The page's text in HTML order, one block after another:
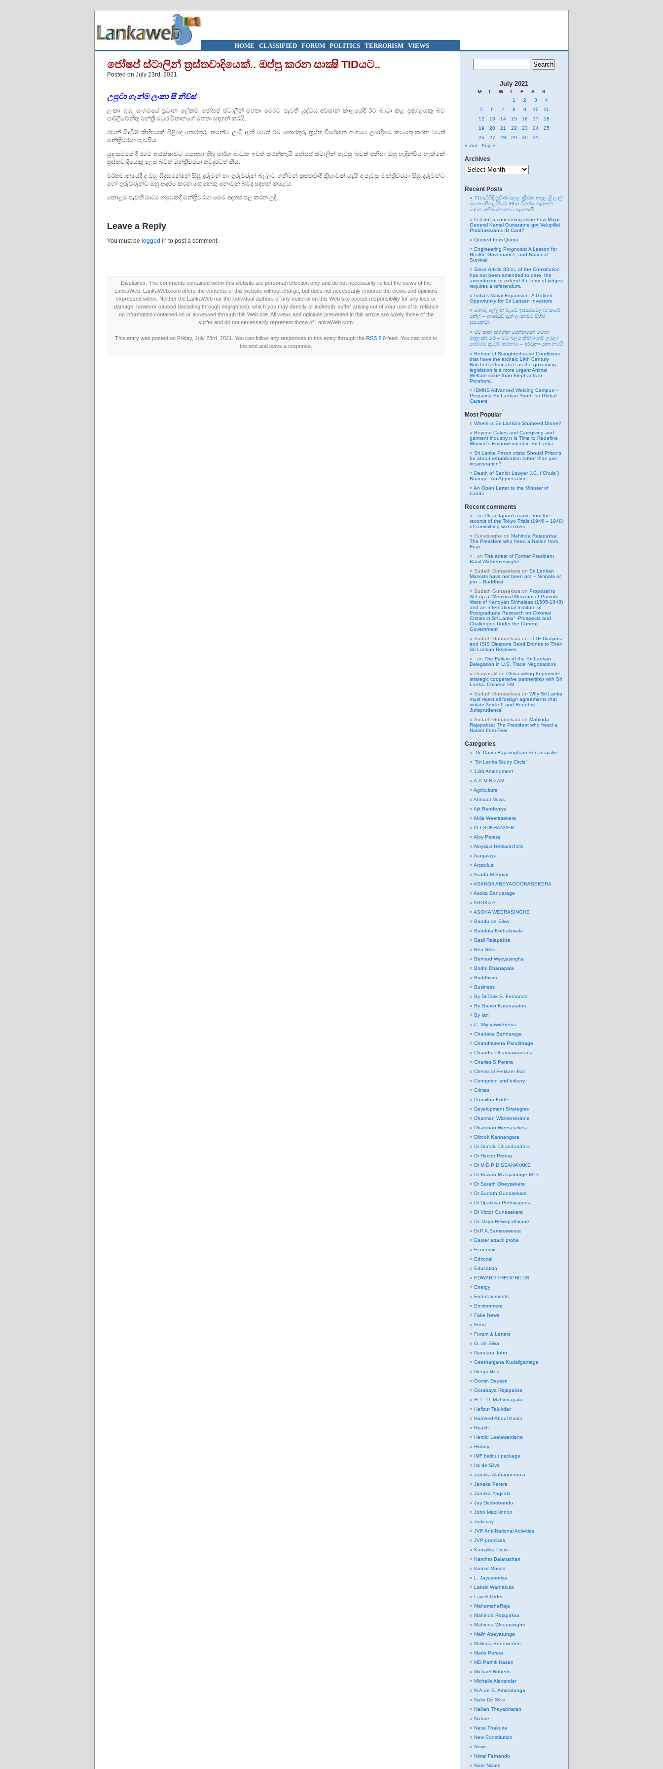
HOME | CLASSIFIED| FORUM| POLITICS | TERRORISM| VIEWS
ජෝෂප් ස්ටාලින් ත‍්‍රස්තවාදියෙක්.. ඔප්පු කරන සාක්‍ෂි TIDයට..
Posted on July 23rd, 2021
උපුටා ගැන්මලංකා සී නිව්ස්
ලංකා ගුරු සංගමයේ ප්‍රධාන ලේකම් ජෝසප් ස්ටාලින් මහතා මෙරට පැවති යුද්ධය අවසාන කාලයේදි ඊට බාධා කළ පුද්ගලයකු බව
පාර්ලිමේන්තු මන්ත්‍රී මධුර විතානගේ මහතා සඳහන් කරයි.
එවන් සිදුවීම් කිහිපයක් පිළිබඳ තොරතුරු තමන්ට ලැබී ඇති බවත් එම තොරතුරු ත්‍රස්ත විමර්ශන අංශයට ලබාදීමට කටයුතු කරන බවත්
මන්ත්‍රීවරයා පැවසීය.
යුද සමයේ දී රටේ ආරක්ෂාවට යොදවා තිබූ මාර්ග බාධක ඉවත් කරන්නැයි ජෝසප් ස්ටාලින් පැවසූ බවත් එනිසා ඔහු හැඳින්විය හැක්කේ
ත්‍රස්තවාදියෙකු ලෙස බවත් මන්ත්‍රීවරයා තවදුරටත් කීය.
වර්තමානයේදී ද ඔහු සිදුකරන්නේ සිසු දරුවන් හා ගුරුවරුන් බිල්ලට ගනිමින් ත්‍රස්තවාදී ක්‍රියාවක් යැයි ද පැවසූ මන්ත්‍රීවරයා සිසු දරුවන්ට
හෝ ගුරුවරුන්ට ඔහු ආදරය කරන කෙනෙකු නොවන බවද සඳහන් කළේය.
කොළඹ පැවති මාධ්‍ය හමුවකදී මන්ත‍්‍රීවරයා මෙම අදහස් පල කරන ලදී.
Leave a Reply
You must be logged in to post a comment.
Disclaimer: The comments contained within this website are personal reflection only and do not necessarily reflect the views of the
LankaWeb. LankaWeb.com offers the contents of this website without charge, but does not necessarily endorse the views and opinions
expressed within. Neither the LankaWeb nor the individual authors of any material on this Web site accept responsibility for any loss or
damage, however caused (including through negligence), which you may directly or indirectly suffer arising out of your use of or reliance
on information contained on or accessed through this Web site. All views and opinions presented in this article are solely those of the
surfer and do not necessarily represent those of LankaWeb.com.
This entry was posted on Friday, July 23rd, 2021. You can follow any responses to this entry through the RSS 2.0 feed. You can skip to
the end and leave a response.
July 2021
M T W T F S
S
1
2 3
4
5
6 7 8 9 10
11
12
13 14 15 16 17
18
19
20 21 22 23 24
25
26
27 28 29 30
31
« Jun
Aug »
Archives
Archives
Recent Posts
71හැවිරිදි ප්‍රවීණ මලල ක්‍රීඩක අතුල ශ්‍රී ලාල්
මහතා කිලෝමීටර් 30ක විශේෂ මැරතන්
ධාවන අභියෝගයකට සැරසෙයි
Is it not a concerning issue how Major
General Kamal Gunaratne got Velupillai
Prabhakaran’s ID Card?
Quoted from Quora
Engineering Prognosis: A Lesson for
Health, Governance, and National
Survival
Since Article 83.ආ. of the Constitution
has not been amended to date, the
amendment to extend the term of judges
requires a referendum.
India’s Naval Expansion: A Golden
Opportunity for Sri Lankan Investors
හොරු අල්ලන වැඩේ ඉස්සරවෙලාම කරේ
රනිල් – ආණ්ඩුව දැන් ලංකාවට විහිළු
සපයනවා
මට කතා කරන්න දෙන්නකෝ මොන
මඟුලක්ද මේ – මට බලය තිබ්බා නම් උඹලා
සේරටම දඬුවම් කරනවා – අර්චුනා යකා නටයි
Reform of Slaughterhouse Conditions
that have the archaic 19th Century
Butcher’s Ordinance as the governing
legislation is a more urgent Animal
Welfare issue than Elephants in
Perahera.
IDMNS Advanced Welding Campus –
Preparing Sri Lankan Youth for Global
Careers
Most Popular
Where is Sri Lanka’s Shaheed Drone?
Beyond Cakes and Caregiving and
garment industry It Is Time to Redefine
Women’s Empowerment in Sri Lanka
Sri Lanka Prison crisis: Should Prisons
be about rehabilitation rather than just
incarceration?
Death of Senior Lawyer J.C. (“Chula”)
Boange -An Appreciation
An Open Letter to the Minister of
Lands
Recent comments
on Clear Japan’s name from the
records of the Tokyo Trials (1946 – 1948)
of committing war crimes
Gunasinghe on Mahinda Rajapaksa:
The President who freed a Nation from
Fear
on The arrest of Former President
Ranil Wickremesinghe
Sudath Gunasekara on Sri Lankan
Marxists have not been pro – Sinhala or
pro – Buddhist
Sudath Gunasekara on Proposal to
Set up a “Memorial Museum of Patriotic
Wars of Kandyan Sinhalese (1505-1848)
and an International Institute of
Postgraduate Research on Colonial
Crimes in Sri Lanka” -Prospects and
Challenges Under the Current
Government
Sudath Gunasekara on LTTE Diaspora
and ISIS Diaspora Send Drones to Their
Sri Lankan Relatives
on The Failure of the Sri Lankan
Delegation in U.S. Trade Negotiations
chamarakl on China willing to promote
strategic cooperative partnership with Sri
Lanka: Chinese FM
Sudath Gunasekara on Why Sri Lanka
must reject all foreign agreements that
violate Article 9 and Buddhist
Jurisprudence”
Sudath Gunasekara on Mahinda
Rajapaksa: The President who freed a
Nation from Fear
Categories
Dr. Darini Rajasingham-Senanayake
“Sri Lanka Study Circle”
13th Amendment
A.A.M.NIZAM
Agriculture
Ahmadi News
Ajit Randeniya
Akila Weerasekera
ALI SUKHANVER
Aloy Perera
Aloysius Hettiarachchi
Aragalaya
Arcadius
Asada M Erpini
ASANGA ABEYAGOONASEKERA
Asoka Bandarage
ASOKA S.
ASOKA WEERASINGHE
Bandu de Silva
Bandula Kothalawala
Basil Rajapaksa
Ben Silva
Bernard Wijeyasingha
Bodhi Dhanapala
Buddhism
Business
By Dr.Tilak S. Fernando
By Garvin Karunaratne
By Ian
C. Wijeyawickrema
Chanaka Bandarage
Chandrasena Pandithage
Chandre Dharmawardana
Charles.S.Perera
Chemical Fertilizer Ban
Corruption and bribery
Crimes
Darmitha-Kotte
Development Strategies
Dharman Wickremeratne
Dharshan Weerasekera
Dilrook Kannangara
Dr Donald Chandraratna
Dr Hector Perera
Dr M D P DISSANAYAKE
Dr Ruwan M Jayatunge M.D.
Dr Sarath Obeysekera
Dr Sudath Gunasekara
Dr Upatissa Pethiyagoda.
Dr Victor Gunasekara
Dr. Daya Hewapathirane
Dr.P.A.Samaraweera
Easter attack probe
Economy
Editorial
Education
EDWARD THEOPHILUS
Energy
Entertainments
Environment
Fake News
Food
Forum & Letters
G. de Silva
Gandara John
Geethanjana Kudaligamage
Geopolitics
Gomin Dayasri
Gotabaya Rajapaksa
H. L. D. Mahindapala
Hafizur Talukdar
Hameed Abdul Karim
Health
Herold Leelawardena
History
IMF bailout package
Ira de Silva
Janaka Alahapperuma
Janaka Perera
Janaka Yagirala
Jay Deshabandu
John MacKinnon
Judiciary
JVP Anti-National Activities
JVP promises
Kamalika Pieris
Kanthar Balanathan
Kumar Moses
L. Jayasooriya
Laksiri Warnakula
Law & Order
MahamahaRaja
Mahinda Rajapaksa
Mahinda Weerasinghe
Malin Abeyatunga
Malinda Seneviratne
Mario Perera
MD Pathik Hasan
Michael Roberts
Michelle Alexander
N.A.de S. Amaratunga
Nalin De Silva
Nalliah Thayabharan
Nature
Nava Thakuria
New Constitution
News
Nimal Fernando
Noor Nizam